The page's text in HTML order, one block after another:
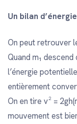
Un bilan
On peut retrouver
Quand m₁ descend
l’énergie
entièrement
On en tire v² =
mouvement est